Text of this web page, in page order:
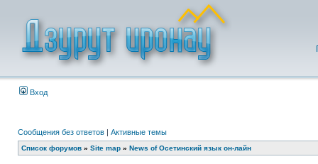
Вход
Сообщения без ответов | Активные темы
Список форумов » Site map » News of Осетинский язык он-лайн